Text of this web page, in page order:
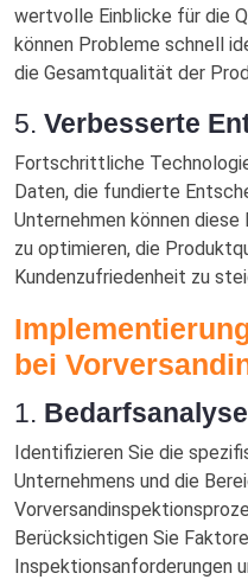
wertvolle Einblicke für die
können Probleme schnell
die Gesamtqualität der
5. Verbesserte
Fortschrittliche
Daten, die fundierte
Unternehmen können
zu optimieren, die
Kundenzufriedenheit zu
bei
1. Bedarfsanalyse
Identifizieren Sie die
Unternehmens und die
Berücksichtigen Sie
Inspektionsanforderungen